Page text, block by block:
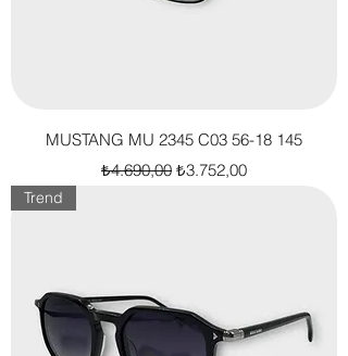
MUSTANG MU 2345 C03 56-18 145
Normal Fiyat
₺4.690,00 İndirimli Fiyat
₺3.752,00
Trend